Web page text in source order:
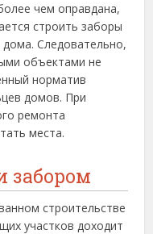
чем оправдана,
строить заборы
Следовательно,
объектами не
норматив
домов. При
ремонта
места.
строительстве
участков доходит